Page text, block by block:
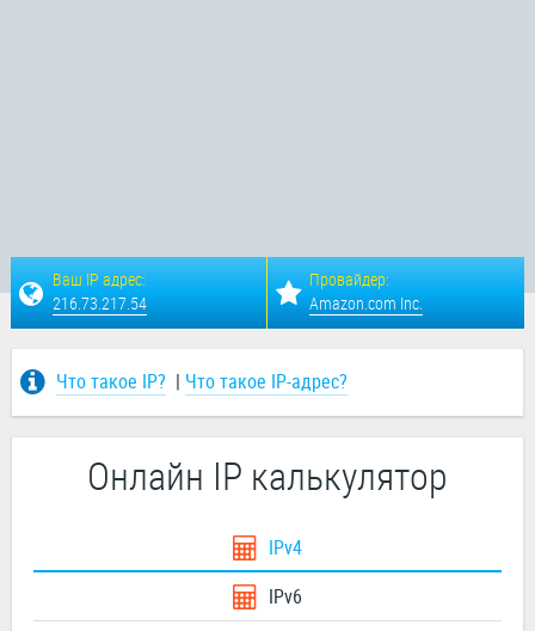
Ваш IP адрес:
216.73.217.54
Провайдер:
Amazon.com Inc.
Что такое IP? | Что такое IP-адрес?
Онлайн IP калькулятор
IPv4
IPv6